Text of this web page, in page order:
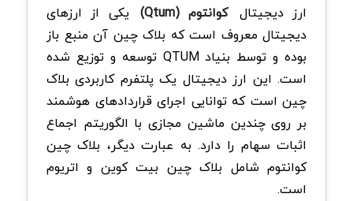
ارز دیجیتال کوانتوم (Qtum)
یکی از ارزهای
دیجیتال معروف است که بلاک چین آن منبع باز
بوده و توسط بنیاد QTUM توسعه و توزیع شده
است. این ارز دیجیتال یک پلتفرم کاربردی بلاک
چین است که توانایی اجرای قراردادهای هوشمند
بر روی چندین ماشین مجازی با الگوریتم اجماع
اثبات سهام را دارد. به عبارت دیگر، بلاک چین
کوانتوم شامل بلاک چین بیت کوین و اتریوم
است.